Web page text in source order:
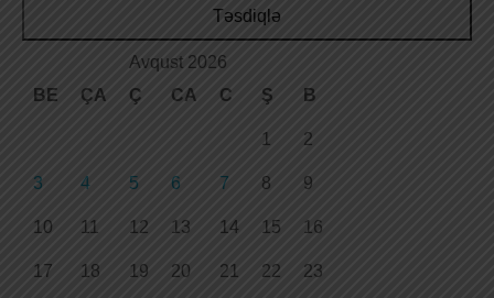
Təsdiqlə
Avqust 2026
BE
ÇA Ç CA C Ş B
1 2
3 4 5 6 7 8 9
10 11 12 13 14 15 16
17 18 19 20 21 22 23